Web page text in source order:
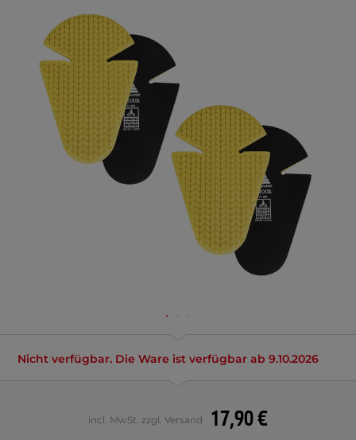
Nicht verfügbar. Die Ware ist verfügbar ab 9.10.2026
17,90 €
incl. MwSt. zzgl. Versand